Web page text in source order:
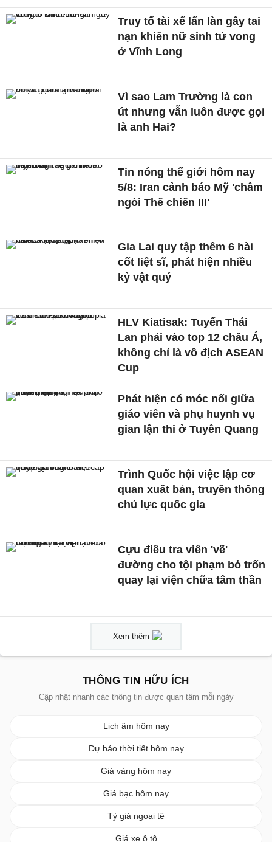
Truy tố tài xế lấn làn gây tai
nạn khiến nữ sinh tử vong
ở Vĩnh Long
Vì sao Lam Trường là con
út nhưng vẫn luôn được gọi
là anh Hai?
Tin nóng thế giới hôm nay
5/8: Iran cảnh báo Mỹ 'châm
ngòi Thế chiến III'
Gia Lai quy tập thêm 6 hài
cốt liệt sĩ, phát hiện nhiều
kỷ vật quý
HLV Kiatisak: Tuyển Thái
Lan phải vào top 12 châu Á,
không chỉ là vô địch ASEAN
Cup
Phát hiện có móc nối giữa
giáo viên và phụ huynh vụ
gian lận thi ở Tuyên Quang
Trình Quốc hội việc lập cơ
quan xuất bản, truyền thông
chủ lực quốc gia
Cựu điều tra viên 'vẽ'
đường cho tội phạm bỏ trốn
quay lại viện chữa tâm thần
Xem thêm
THÔNG TIN HỮU ÍCH
Cập nhật nhanh các thông tin được quan tâm mỗi ngày
Lịch âm hôm nay
Dự báo thời tiết hôm nay
Giá vàng hôm nay
Giá bạc hôm nay
Tỷ giá ngoại tệ
Giá xe ô tô